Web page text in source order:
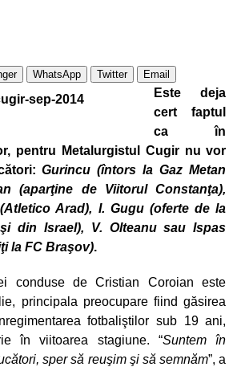
WhatsApp Twitter Email
Este deja
cert faptul
ca în
pentru Metalurgistul Cugir nu vor
Gurincu (întors la Gaz Metan
(aparţine de Viitorul Constanţa),
Arad), I. Gugu (oferte de la
din Israel), V. Olteanu sau Ispas
la FC Braşov).
conduse de Cristian Coroian este
principala preocupare fiind găsirea
fotbaliştilor sub 19 ani,
în viitoarea stagiune. “Suntem în
sper să reuşim şi să semnăm”, a